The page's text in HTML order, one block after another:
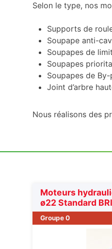
Selon le type, nos
Supports de
Soupape anti-
Soupapes de
Soupapes
Soupapes de
Joint d’arbre
Nous réalisons des
Moteurs
ø22 Standard
Groupe 0